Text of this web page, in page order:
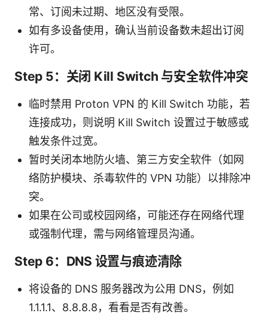
常、订阅未过期、地区没有受限。
如有多设备使用，确认当前设备数未超出订阅
许可。
Step 5：关闭 Kill Switch 与安全软件冲突
临时禁用 Proton VPN 的 Kill Switch 功能，若
连接成功，则说明 Kill Switch 设置过于敏感或
触发条件过宽。
暂时关闭本地防火墙、第三方安全软件（如网
络防护模块、杀毒软件的 VPN 功能）以排除冲
突。
如果在公司或校园网络，可能还存在网络代理
或强制代理，需与网络管理员沟通。
Step 6：DNS 设置与痕迹清除
将设备的 DNS 服务器改为公用 DNS，例如
1.1.1.1、8.8.8.8，看看是否有改善。